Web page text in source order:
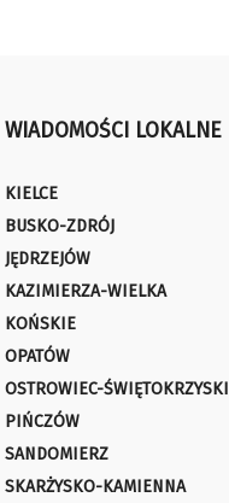
WIADOMOŚCI LOKALNE
KIELCE
BUSKO-ZDRÓJ
JĘDRZEJÓW
KAZIMIERZA-WIELKA
KOŃSKIE
OPATÓW
OSTROWIEC-ŚWIĘTOKRZYSKI
PIŃCZÓW
SANDOMIERZ
SKARŻYSKO-KAMIENNA